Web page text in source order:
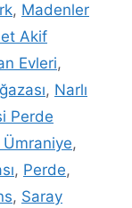
, Madenler
Akif
Evleri,
, Narlı
Perde
Ümraniye,
, Perde,
, Saray